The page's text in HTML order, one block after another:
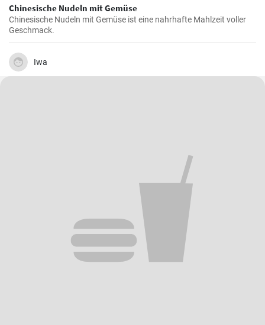
Chinesische Nudeln mit Gemüse
Chinesische Nudeln mit Gemüse ist eine nahrhafte Mahlzeit voller
Geschmack.
Iwa